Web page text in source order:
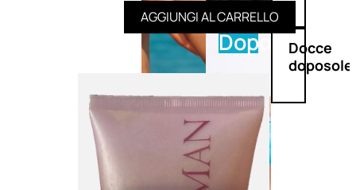
Doposole
Docce
doposole
AGGIUNGI AL CARRELLO